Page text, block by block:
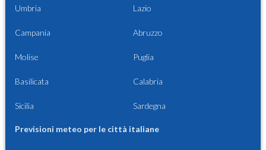
Umbria Lazio
Campania Abruzzo
Molise Puglia
Basilicata Calabria
Sicilia Sardegna
Previsioni meteo per le città italiane